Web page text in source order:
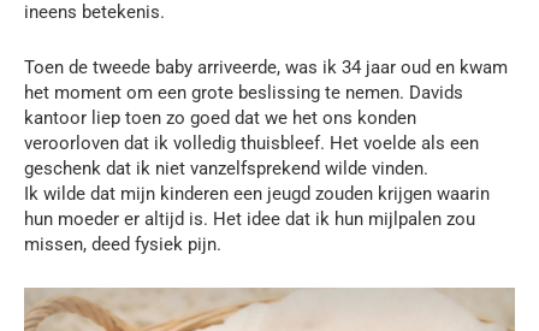
ineens betekenis.
Toen de tweede baby arriveerde, was ik 34 jaar oud en kwam
het moment om een grote beslissing te nemen. Davids
kantoor liep toen zo goed dat we het ons konden
veroorloven dat ik volledig thuisbleef. Het voelde als een
geschenk dat ik niet vanzelfsprekend wilde vinden.
Ik wilde dat mijn kinderen een jeugd zouden krijgen waarin
hun moeder er altijd is. Het idee dat ik hun mijlpalen zou
missen, deed fysiek pijn.